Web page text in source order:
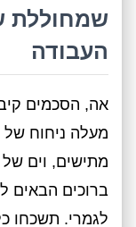
שמחוללת
העבודה
אה, הסכמים
מעלה ניחוח של
מתישים, וים של
ברוכים הבאים
לגמרי. תשכחו